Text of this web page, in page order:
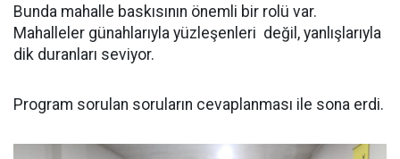
Bunda mahalle baskısının önemli bir rolü var.
Mahalleler günahlarıyla yüzleşenleri değil, yanlışlarıyla
dik duranları seviyor.
Program sorulan soruların cevaplanması ile sona erdi.